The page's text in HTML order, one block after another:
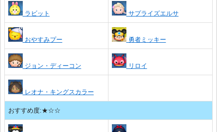
ラビット サプライズエルサ
おやすみプー 勇者ミッキー
ジョン・ディーコン リロイ
レオナ・キングスカラー
おすすめ度:★☆☆